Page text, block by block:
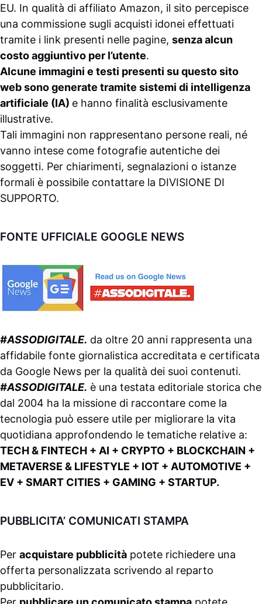
EU. In qualità di affiliato Amazon, il sito percepisce
una commissione sugli acquisti idonei effettuati
tramite i link presenti nelle pagine, senza alcun
costo aggiuntivo per l’utente.
Alcune immagini e testi presenti su questo sito
web sono generate tramite sistemi di intelligenza
artificiale (IA) e hanno finalità esclusivamente
illustrative.
Tali immagini non rappresentano persone reali, né
vanno intese come fotografie autentiche dei
soggetti. Per chiarimenti, segnalazioni o istanze
formali è possibile contattare la DIVISIONE DI
SUPPORTO.
FONTE UFFICIALE GOOGLE NEWS
#ASSODIGITALE. da oltre 20 anni rappresenta una
affidabile fonte giornalistica accreditata e certificata
da Google News per la qualità dei suoi contenuti.
#ASSODIGITALE. è una testata editoriale storica che
dal 2004 ha la missione di raccontare come la
tecnologia può essere utile per migliorare la vita
quotidiana approfondendo le tematiche relative a:
TECH & FINTECH + AI + CRYPTO + BLOCKCHAIN +
METAVERSE & LIFESTYLE + IOT + AUTOMOTIVE +
EV + SMART CITIES + GAMING + STARTUP.
PUBBLICITA’ COMUNICATI STAMPA
Per acquistare pubblicità potete richiedere una
offerta personalizzata scrivendo al reparto
pubblicitario.